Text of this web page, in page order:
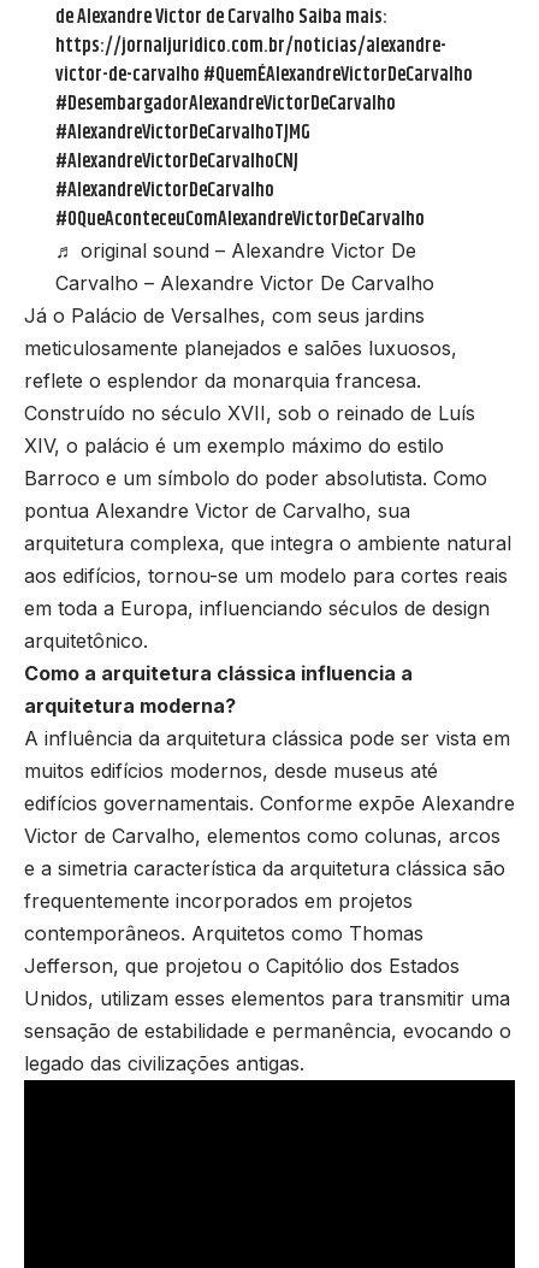
de Alexandre Victor de Carvalho Saiba mais:
https://jornaljuridico.com.br/noticias/alexandre-
victor-de-carvalho #QuemÉAlexandreVictorDeCarvalho
#DesembargadorAlexandreVictorDeCarvalho
#AlexandreVictorDeCarvalhoTJMG
#AlexandreVictorDeCarvalhoCNJ
#AlexandreVictorDeCarvalho
#OQueAconteceuComAlexandreVictorDeCarvalho
♬ original sound – Alexandre Victor De
Carvalho – Alexandre Victor De Carvalho
Já o Palácio de Versalhes, com seus jardins
meticulosamente planejados e salões luxuosos,
reflete o esplendor da monarquia francesa.
Construído no século XVII, sob o reinado de Luís
XIV, o palácio é um exemplo máximo do estilo
Barroco e um símbolo do poder absolutista. Como
pontua Alexandre Victor de Carvalho, sua
arquitetura complexa, que integra o ambiente natural
aos edifícios, tornou-se um modelo para cortes reais
em toda a Europa, influenciando séculos de design
arquitetônico.
Como a arquitetura clássica influencia a
arquitetura moderna?
A influência da arquitetura clássica pode ser vista em
muitos edifícios modernos, desde museus até
edifícios governamentais. Conforme expõe Alexandre
Victor de Carvalho, elementos como colunas, arcos
e a simetria característica da arquitetura clássica são
frequentemente incorporados em projetos
contemporâneos. Arquitetos como Thomas
Jefferson, que projetou o Capitólio dos Estados
Unidos, utilizam esses elementos para transmitir uma
sensação de estabilidade e permanência, evocando o
legado das civilizações antigas.